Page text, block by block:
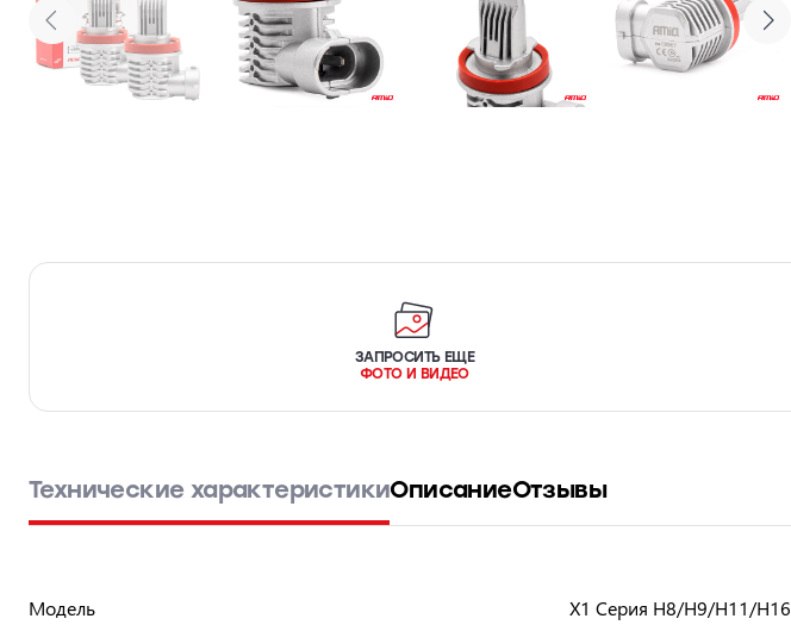
ЗАПРОСИТЬ ЕЩЕ
ФОТО И ВИДЕО
Технические характеристикиОписаниеОтзывы
Модель
X1 Серия H8/H9/H11/H16